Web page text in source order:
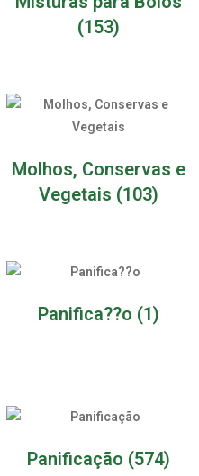
(153)
Molhos, Conservas e
Vegetais (103)
Panifica??o (1)
Panificação (574)